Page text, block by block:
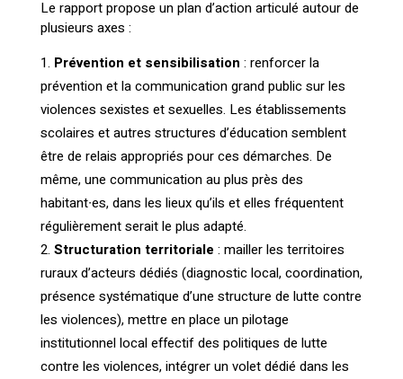
Le rapport propose un plan d’action articulé autour de
plusieurs axes :
Prévention et sensibilisation : renforcer la
prévention et la communication grand public sur les
violences sexistes et sexuelles. Les établissements
scolaires et autres structures d’éducation semblent
être de relais appropriés pour ces démarches. De
même, une communication au plus près des
habitant∙es, dans les lieux qu’ils et elles fréquentent
régulièrement serait le plus adapté.
Structuration territoriale : mailler les territoires
ruraux d’acteurs dédiés (diagnostic local, coordination,
présence systématique d’une structure de lutte contre
les violences), mettre en place un pilotage
institutionnel local effectif des politiques de lutte
contre les violences, intégrer un volet dédié dans les